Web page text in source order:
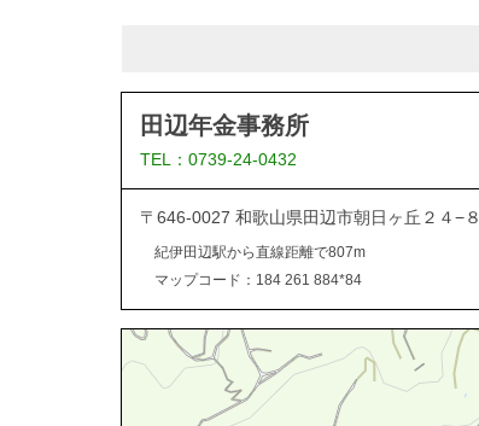
田辺年金事務所
TEL：0739-24-0432
〒646-0027 和歌山県田辺市朝日ヶ丘２４−８
紀伊田辺駅から直線距離で807m
マップコード：184 261 884*84